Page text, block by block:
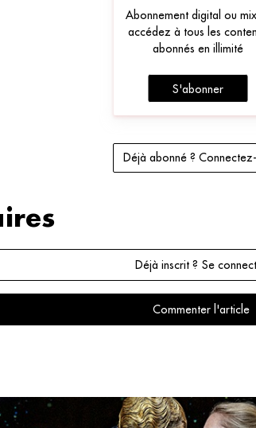
Abonnement digital ou
accédez à tous les
abonnés en illimité
S'abonner
Déjà abonné ?
Déjà inscrit ? Se
Commenter l'article